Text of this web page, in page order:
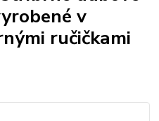
v
ručičkami